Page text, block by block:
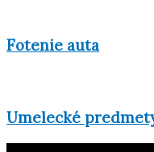
Fotenie auta
Umelecké